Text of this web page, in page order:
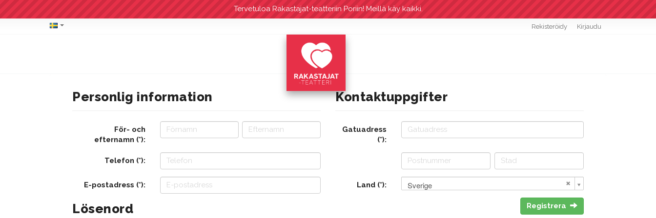
Tervetuloa Rakastajat-teatteriin Poriin! Meillä käy kaikki.
Rekisteröidy Kirjaudu
Personlig information
För- och
efternamn (*):
Telefon (*):
E-postadress (*):
Lösenord
Kontaktuppgifter
Gatuadress
(*):
Land (*): Sverige
Registrera